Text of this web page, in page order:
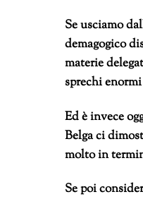
Se usciamo
demagogico
materie
sprechi
Ed è invece
Belga ci
molto in
Se poi